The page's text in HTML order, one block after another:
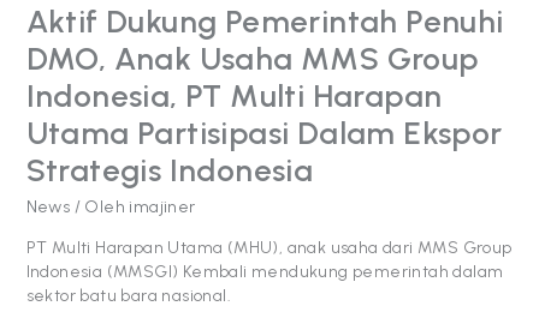
Aktif Dukung Pemerintah Penuhi
DMO, Anak Usaha MMS Group
Indonesia, PT Multi Harapan
Utama Partisipasi Dalam Ekspor
Strategis Indonesia
News / Oleh imajiner
PT Multi Harapan Utama (MHU), anak usaha dari MMS Group
Indonesia (MMSGI) Kembali mendukung pemerintah dalam
sektor batu bara nasional.
Utama Partisipasi
Dalam
Ekspor
Strategis
Indonesia